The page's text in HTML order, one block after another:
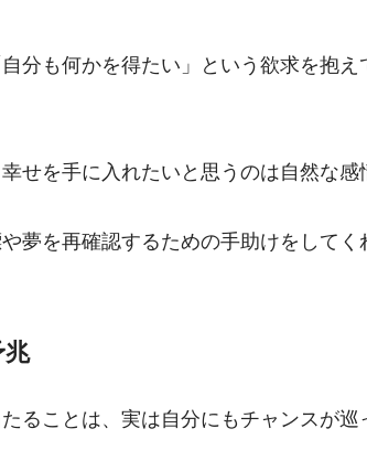
分も何かを得たい」という欲求を抱え
せを手に入れたいと思うのは自然な感
夢を再確認するための手助けをしてく
ることは、実は自分にもチャンスが巡